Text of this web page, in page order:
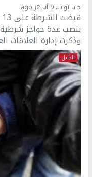
5 سنوات، 9 أشهر ago
بنصب عدة حواجز
وذكرت إدارة العلاقات
الخليل